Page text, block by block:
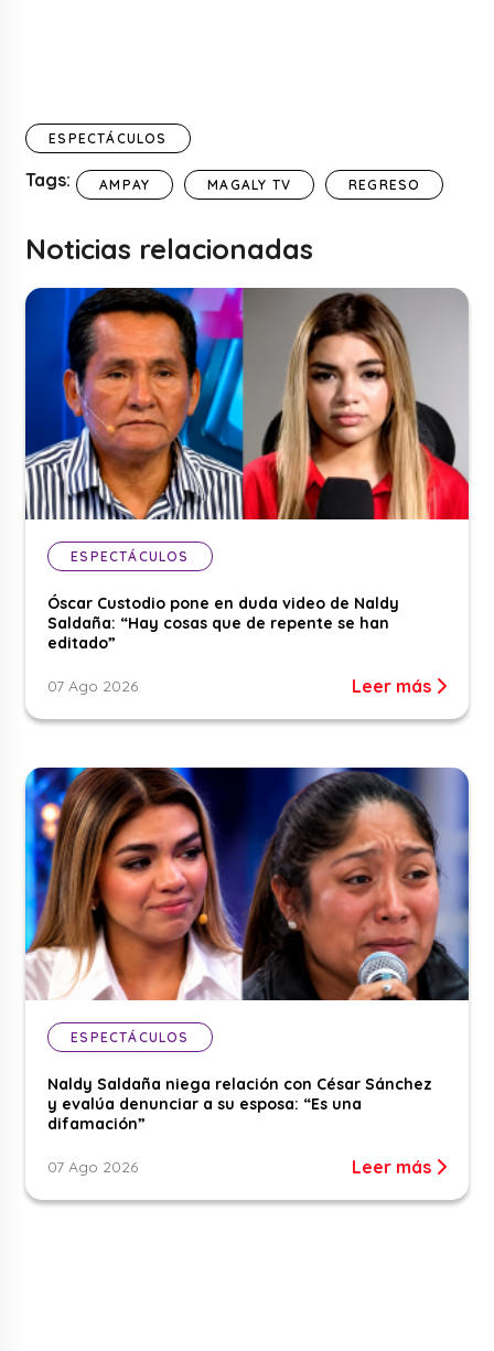
ESPECTÁCULOS
Tags: AMPAY MAGALY TV REGRESO
Noticias relacionadas
ESPECTÁCULOS
Óscar Custodio pone en duda video de Naldy
Saldaña: “Hay cosas que de repente se han
editado”
07 Ago 2026 Leer más
ESPECTÁCULOS
Naldy Saldaña niega relación con César Sánchez
y evalúa denunciar a su esposa: “Es una
difamación”
07 Ago 2026 Leer más